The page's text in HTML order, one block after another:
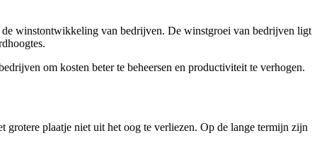
winstontwikkeling van bedrijven. De winstgroei van bedrijven ligt
om kosten beter te beheersen en productiviteit te verhogen.
plaatje niet uit het oog te verliezen. Op de lange termijn zijn